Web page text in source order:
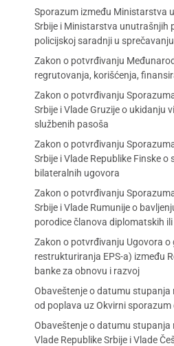
Sporazum između Ministarstva
Srbije i Ministarstva unutrašnjih
policijskoj saradnji u
Zakon o potvrđivanju
regrutovanja, korišćenja,
Zakon o potvrđivanju
Srbije i Vlade Gruzije o ukidanju
službenih pasoša
Zakon o potvrđivanju
Srbije i Vlade Republike Finske
bilateralnih ugovora
Zakon o potvrđivanju
Srbije i Vlade Rumunije o
porodice članova diplomatskih
Zakon o potvrđivanju Ugovora o
restrukturiranja EPS-a) između
banke za obnovu i razvoj
Obaveštenje o datumu
od poplava uz Okvirni sporazum
Obaveštenje o datumu
Vlade Republike Srbije i Vlade